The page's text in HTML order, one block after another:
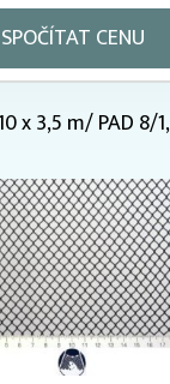
SPOČÍTAT CENU
x 3,5 m/ PAD 8/